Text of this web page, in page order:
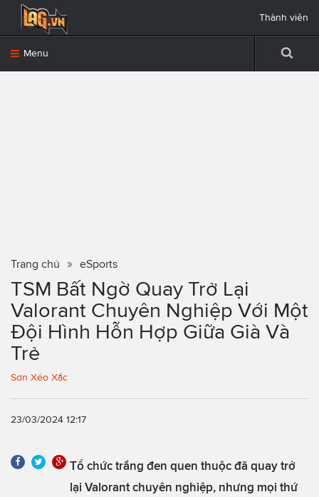
Menu
Thành viên
Trang chủ eSports
TSM Bất Ngờ Quay Trở Lại
Valorant Chuyên Nghiệp Với Một
Đội Hình Hỗn Hợp Giữa Già Và
Trẻ
Sơn Xéo Xắc
23/03/2024 12:17
Tổ chức trắng đen quen thuộc đã quay trở
lại Valorant chuyên nghiệp, nhưng mọi thứ